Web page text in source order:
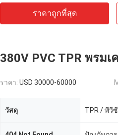
ราคาถูกที่สุด
380V PVC TPR พรม
ราคา: USD 30000-60000
วัสดุ TPR / พีวีซี